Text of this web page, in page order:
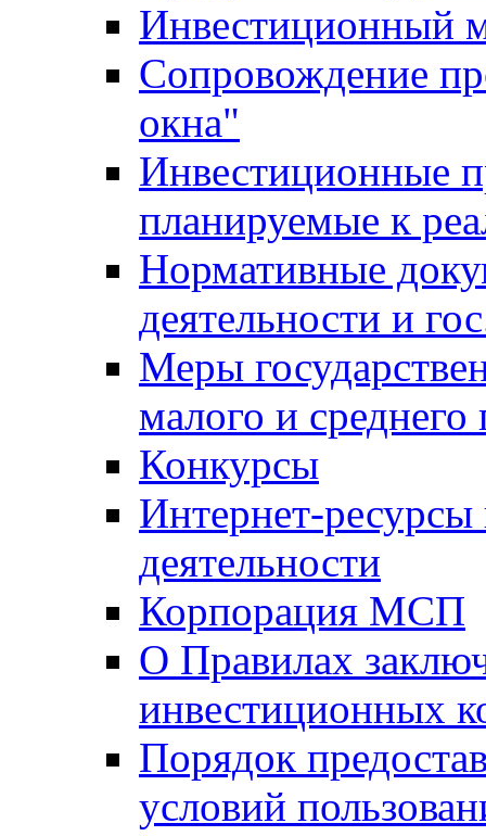
Инвестиционный
Сопровождение
окна"
Инвестиционные
планируемые к
Нормативные
деятельности и
Меры
малого и среднего
Конкурсы
Интернет-
деятельности
Корпорация МСП
О Правилах
инвестиционных
Порядок
условий